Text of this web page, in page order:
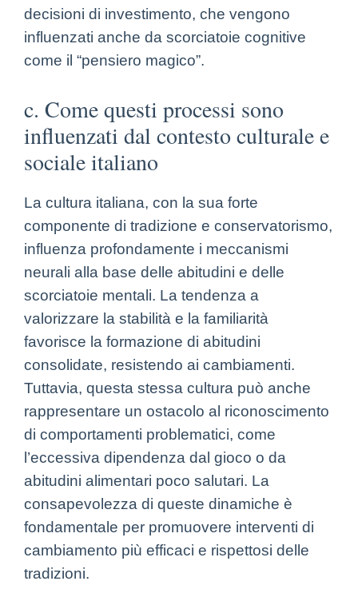
decisioni di investimento, che vengono
influenzati anche da scorciatoie cognitive
come il “pensiero magico”.
c. Come questi processi sono
influenzati dal contesto culturale e
sociale italiano
La cultura italiana, con la sua forte
componente di tradizione e conservatorismo,
influenza profondamente i meccanismi
neurali alla base delle abitudini e delle
scorciatoie mentali. La tendenza a
valorizzare la stabilità e la familiarità
favorisce la formazione di abitudini
consolidate, resistendo ai cambiamenti.
Tuttavia, questa stessa cultura può anche
rappresentare un ostacolo al riconoscimento
di comportamenti problematici, come
l’eccessiva dipendenza dal gioco o da
abitudini alimentari poco salutari. La
consapevolezza di queste dinamiche è
fondamentale per promuovere interventi di
cambiamento più efficaci e rispettosi delle
tradizioni.